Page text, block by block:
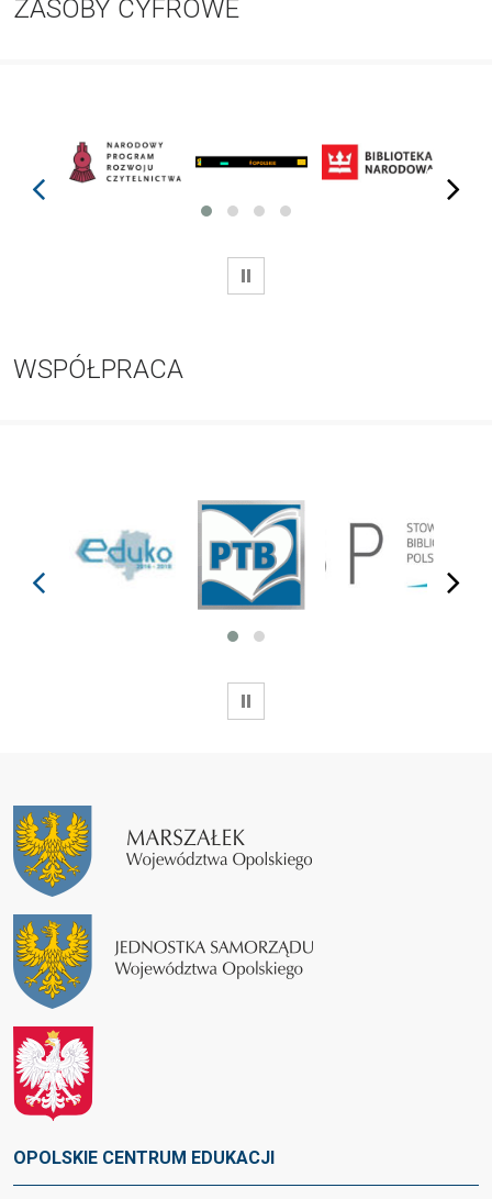
ZASOBY CYFROWE
prev next
WSTRZYMAJ
WSPÓŁPRACA
prev next
WSTRZYMAJ
OPOLSKIE CENTRUM EDUKACJI